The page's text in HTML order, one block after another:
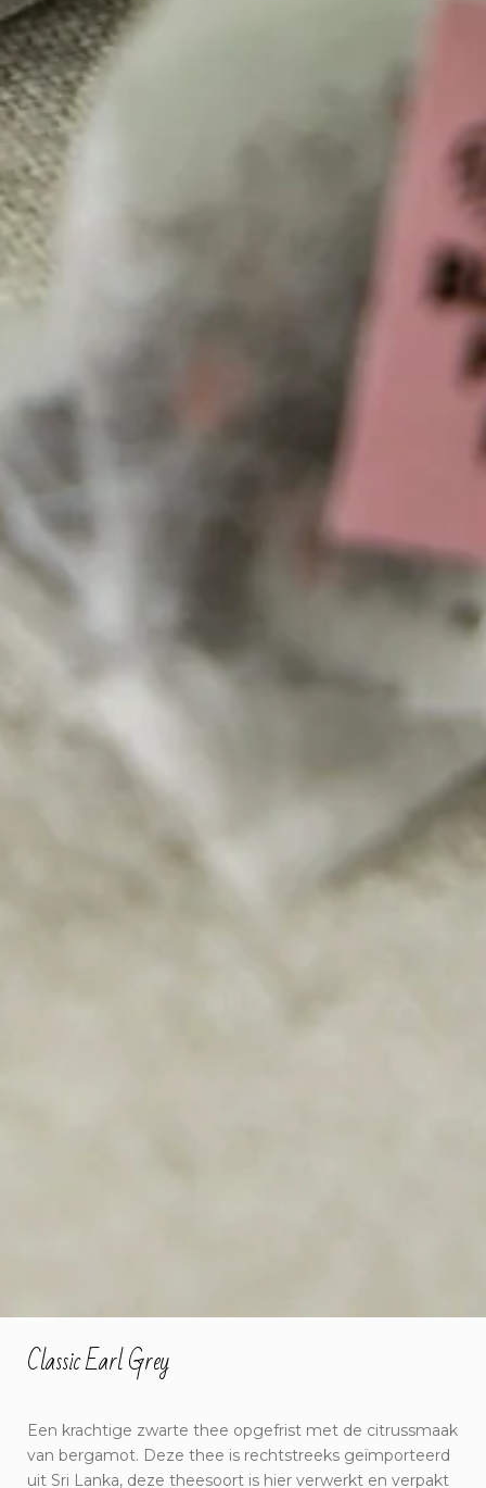
Classic Earl Grey
Een krachtige zwarte thee opgefrist met de citrussmaak
van bergamot. Deze thee is rechtstreeks geïmporteerd
uit Sri Lanka, deze theesoort is hier verwerkt en verpakt